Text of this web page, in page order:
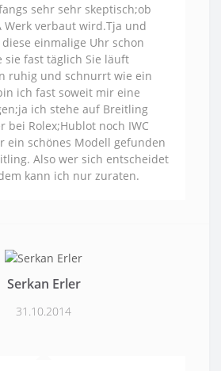
sehr sehr skeptisch;ob
Werk verbaut wird.Tja und
einmalige Uhr schon
sie fast täglich Sie läuft
ruhig und schnurrt wie ein
ich fast soweit mir eine
ich stehe auf Breitling
bei Rolex;Hublot noch IWC
ein schönes Modell gefunden
Also wer sich entscheidet
kann ich nur zuraten.
Serkan Erler
31.10.2014